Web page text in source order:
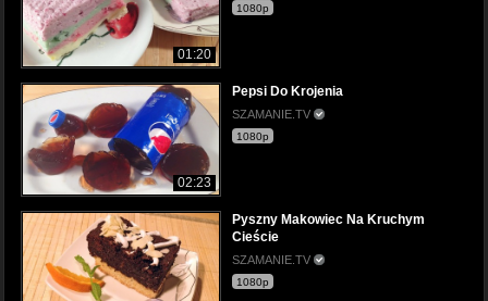
01:20
1080p
02:23
Pepsi Do Krojenia
SZAMANIE.TV
1080p
Pyszny Makowiec Na Kruchym
Cieście
SZAMANIE.TV
1080p